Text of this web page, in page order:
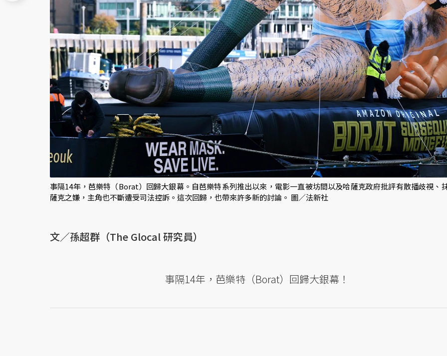
事隔14年，芭樂特（Borat）回歸大銀幕。自芭樂特系列推出以來，電影一直被坊間以及哈薩克政府批評有散播歧視、
薩克之嫌，主角也不斷遭受司法控訴。這次回歸，也帶來許多新的討論。 圖／法新社
文／孫超群（The Glocal 研究員）
事隔14年，芭樂特（Borat）回歸大銀幕！